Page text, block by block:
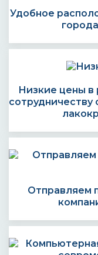
Удобное
Низкие цены в
Отправляем